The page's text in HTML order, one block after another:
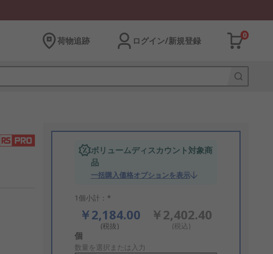
荷物追跡 ログイン/新規登録
0
ボリュームディスカウント対象商
品
一括購入価格オプションを表示
1個小計：*
￥2,184.00
(税抜)
￥2,402.40
(税込)
Add
to
個
数量を選択または入力